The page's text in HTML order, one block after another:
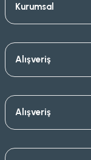
Kurumsal
Alışveriş
Alışveriş